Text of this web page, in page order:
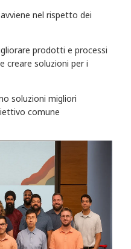
nel rispetto dei
prodotti e processi
creare soluzioni per i
soluzioni migliori
comune